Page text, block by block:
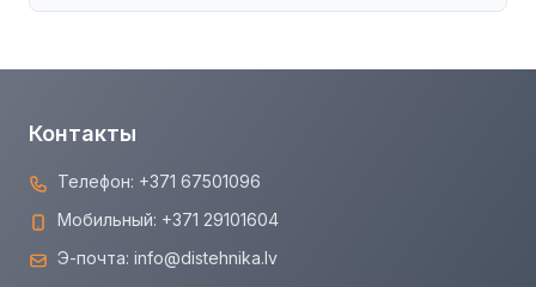
Контакты
Телефон: +371 67501096
Мобильный: +371 29101604
Э-почта: info@distehnika.lv